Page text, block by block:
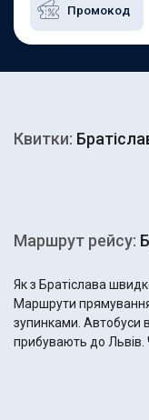
Квитки:
Маршрут рейсу:
Як з Братіслава
Маршрути прямування
зупинками. Автобуси
прибувають до Львів.